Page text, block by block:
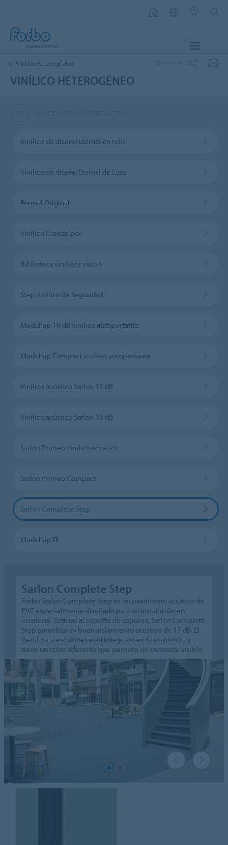
Vinílico heterogéneo
VINÍLICO HETEROGÉNEO
Vinílico de diseño Eternal en rollo
Vinílico de diseño Eternal de Luxe
Eternal Original
Vinílico Creado por
Biblioteca vinílicos vision
Step Vinílico de Seguridad
Modul'up 19 dB vinílico autoportante
Modul'up Compact vinílico autoportante
Vinílico acústico Sarlon 15 dB
Vinílico acústico Sarlon 19 dB
Sarlon Primeo vinílico acústico
Sarlon Primeo Compact
Sarlon Complete Step
Modul'up TE
Sarlon Complete Step
Forbo Sarlon Complete Step es un pavimento acústico de
PVC especialmente diseñado para su instalación en
escaleras. Gracias al soporte de espuma, Sarlon Complete
Step garantiza un buen aislamiento acústico de 17 dB. El
perfil para escalones está integrado en la estructura y
tiene un color diferente que permite un contraste visible.